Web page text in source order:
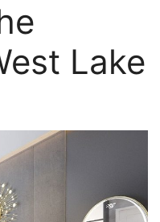
Lake